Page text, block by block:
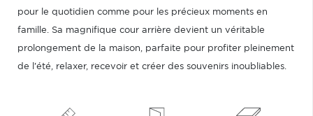
pour le quotidien comme pour les précieux moments en
famille. Sa magnifique cour arrière devient un véritable
prolongement de la maison, parfaite pour profiter pleinement
de l'été, relaxer, recevoir et créer des souvenirs inoubliables.